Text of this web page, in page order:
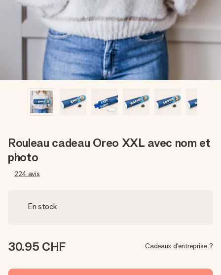
Créez quelque chose d’unique en quelques étapes – avec
son prénom, votre photo ou un message qui touche le cœur.
Sans complications, juste tout l’amour pour le moment idéal.
Rouleau cadeau Oreo XXL avec nom et
photo
224 avis
En stock
30.95 CHF Cadeaux d'entreprise ?